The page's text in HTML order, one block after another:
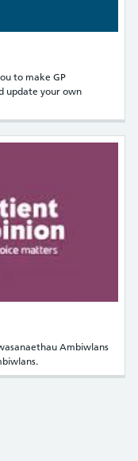
to make GP
update your own
Ambiwlans